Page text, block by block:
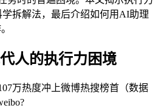
拆解法，最后介绍如何用AI助理
人的执行力困境
万热度冲上微博热搜榜首（数据